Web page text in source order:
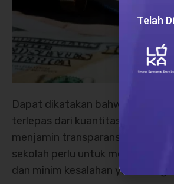
Dapat dikatakan bahwa
terlepas dari kuantitas koperasi
menjamin transparansi dan
sekolah perlu untuk memastikan
dan minim kesalahan yaitu
Telah